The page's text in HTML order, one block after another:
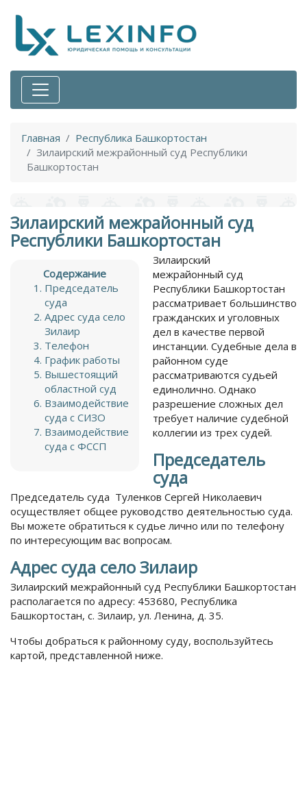
Главная
Республика Башкортостан
Зилаирский межрайонный суд Республики
Башкортостан
Зилаирский межрайонный суд
Республики Башкортостан
Содержание
Председатель
суда
Адрес суда село
Зилаир
Телефон
График работы
Вышестоящий
областной суд
Взаимодействие
суда с СИЗО
Взаимодействие
суда с ФССП
Зилаирский
межрайонный суд
Республики Башкортостан
рассматривает большинство
гражданских и уголовных
дел в качестве первой
инстанции. Судебные дела в
районном суде
рассматриваются судьей
единолично. Однако
разрешение сложных дел
требует наличие судебной
коллегии из трех судей.
Председатель
суда
Председатель суда Туленков Сергей Николаевич
осуществляет общее руководство деятельностью суда.
Вы можете обратиться к судье лично или по телефону
по интересующим вас вопросам.
Адрес суда село Зилаир
Зилаирский межрайонный суд Республики Башкортостан
располагается по адресу: 453680, Республика
Башкортостан, с. Зилаир, ул. Ленина, д. 35.
Чтобы добраться к районному суду, воспользуйтесь
картой, представленной ниже.